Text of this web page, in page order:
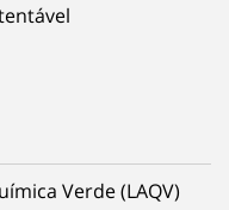
Verde (LAQV)